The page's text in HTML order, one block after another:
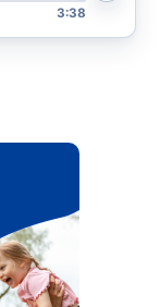
3:38